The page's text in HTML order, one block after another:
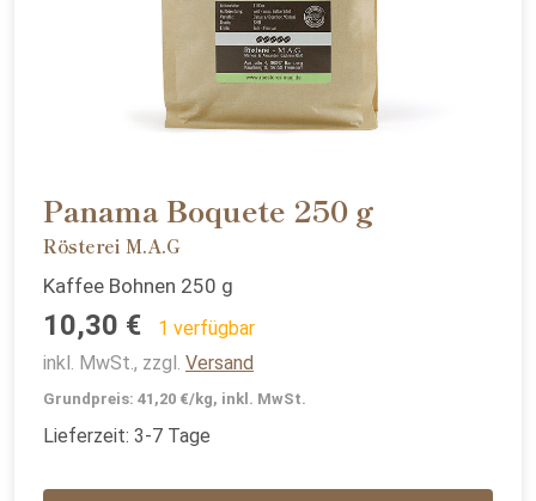
Panama Boquete 250 g
Rösterei M.A.G
Kaffee Bohnen 250 g
10,30 €
1 verfügbar
inkl. MwSt., zzgl. Versand
Grundpreis: 41,20 €/kg, inkl. MwSt.
Lieferzeit: 3-7 Tage